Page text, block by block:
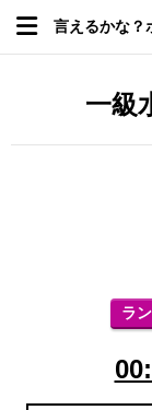
言えるかな？
一級
ラ